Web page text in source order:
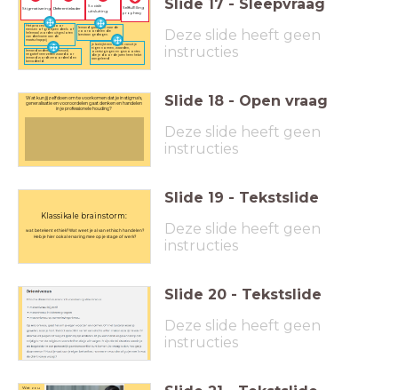
Stigmatisering Referentiekader
Sociale
uitsluiting
Selffulfilling
prophecy
Iemand anders (onbewust)
negatief neerzetten waardoor
iemand wordt veroordeeld en
benadeeld.
Het proces waardoor
mensen of groepen deels of
helemaal worden uitgesloten
van deelname aan de
maatschappij
Iemand gaat zich naar de
vooroordelen die
bestaan gedragen.
je bekijkt een situatie vanuit je
eigen normen, waarden,
overtuigingen en gewoontes
die je door de jaren heen hebt
aangeleerd
Slide 17 - Sleepvraag
Deze slide heeft geen
instructies
Wat kun jijzelf doen om te voorkomen dat je in stigma's,
generalisatie en vooroordelen gaat denken en handelen
in je professionele houding?
Slide 18 - Open vraag
Deze slide heeft geen
instructies
Klassikale brainstorm:
wat betekent ethiek? Wat weet je al van ethisch handelen?
Heb je hier ook al ervaring mee op je stage of werk?
Slide 19 - Tekstslide
Deze slide heeft geen
instructies
Slide 20 - Tekstslide
Deze slide heeft geen
instructies
Wat zou